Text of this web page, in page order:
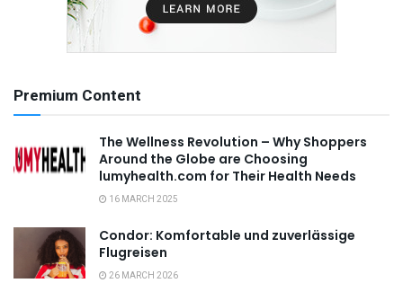
Premium Content
The Wellness Revolution – Why Shoppers
Around the Globe are Choosing
lumyhealth.com for Their Health Needs
16 MARCH 2025
Condor: Komfortable und zuverlässige
Flugreisen
26 MARCH 2026